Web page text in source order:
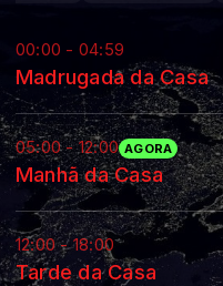
00:00 - 04:59
Madrugada da Casa
05:00 - 12:00 AGORA
Manhã da Casa
12:00 - 18:00
Tarde da Casa